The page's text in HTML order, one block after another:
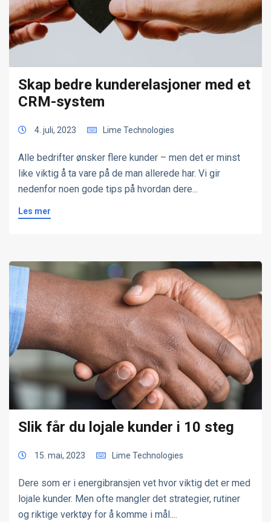
Skap bedre kunderelasjoner med et
CRM-system
4. juli, 2023 Lime Technologies
Alle bedrifter ønsker flere kunder – men det er minst
like viktig å ta vare på de man allerede har. Vi gir
nedenfor noen gode tips på hvordan dere...
Les mer
Slik får du lojale kunder i 10 steg
15. mai, 2023 Lime Technologies
Dere som er i energibransjen vet hvor viktig det er med
lojale kunder. Men ofte mangler det strategier, rutiner
og riktige verktøy for å komme i mål....